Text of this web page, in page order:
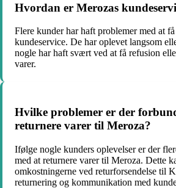
Hvordan er Merozas
Flere kunder har haft problemer med at
kundeservice. De har oplevet langsom
nogle har haft svært ved at få refusion
varer.
Hvilke problemer er der
returnere varer til Meroza?
Ifølge nogle kunders oplevelser er der
med at returnere varer til Meroza. Dette
omkostningerne ved returforsendelse til
returnering og kommunikation med